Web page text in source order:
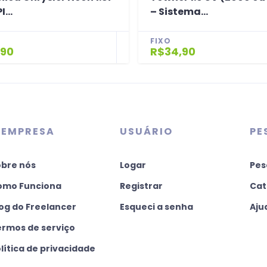
– Sistema...
FIXO
R$34,90
nós
Funciona
do Freelancer
de serviço
de privacidade
USUÁRIO
Logar
Registrar
Esqueci a senha